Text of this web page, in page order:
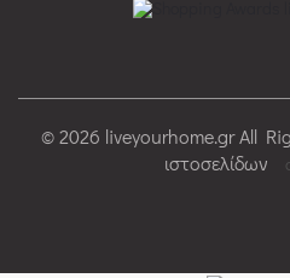
© 2026 liveyourhome.gr All
ιστοσελίδων